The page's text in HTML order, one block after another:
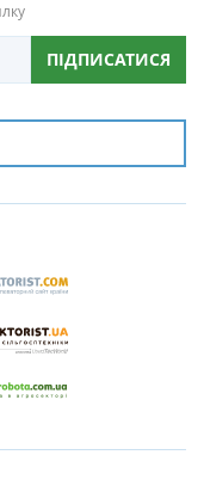
ПІДПИСАТИСЯ